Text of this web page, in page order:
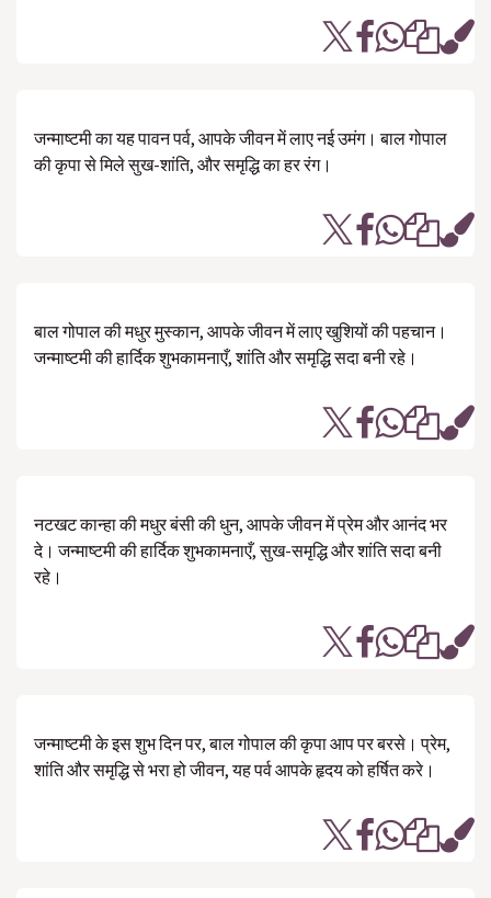
जन्माष्टमी का यह पावन पर्व, आपके जीवन में लाए नई उमंग। बाल गोपाल
की कृपा से मिले सुख-शांति, और समृद्धि का हर रंग।
बाल गोपाल की मधुर मुस्कान, आपके जीवन में लाए खुशियों की पहचान।
जन्माष्टमी की हार्दिक शुभकामनाएँ, शांति और समृद्धि सदा बनी रहे।
नटखट कान्हा की मधुर बंसी की धुन, आपके जीवन में प्रेम और आनंद भर
दे। जन्माष्टमी की हार्दिक शुभकामनाएँ, सुख-समृद्धि और शांति सदा बनी
रहे।
जन्माष्टमी के इस शुभ दिन पर, बाल गोपाल की कृपा आप पर बरसे। प्रेम,
शांति और समृद्धि से भरा हो जीवन, यह पर्व आपके हृदय को हर्षित करे।